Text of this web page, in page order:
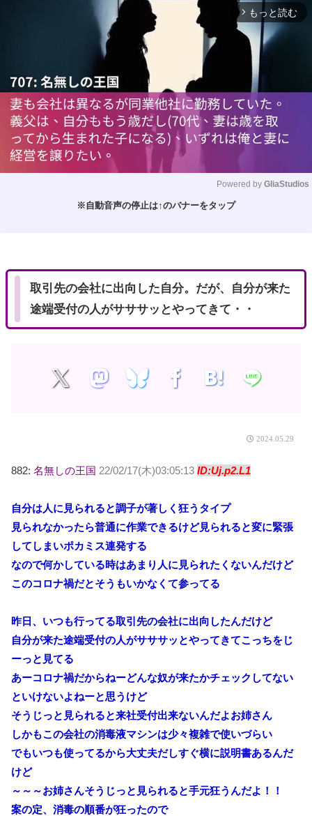
arrow_forward_ios もっと読む
Powered by GliaStudios
※自動音声の停止は↑のバナーをタップ
取引先の会社に出向した自分。だが、自分が来た
途端受付の人がサササッとやってきて・・
2024.05.29
882: 名無しの王国 22/02/17(木)03:05:13 ID:Uj.p2.L1
自分は人に見られると調子が著しく狂うタイプ
見られなかったら普通に作業できるけど見られると変に緊張
してしまいポカミス連発する
なので何かしている時はあまり人に見られたくないんだけど
このコロナ禍だとそうもいかなくて参ってる
昨日、いつも行ってる取引先の会社に出向したんだけど
自分が来た途端受付の人がサササッとやってきてこっちをじ
ーっと見てる
あーコロナ禍だからねーどんな奴が来たかチェックしてない
といけないよねーと思うけど
そうじっと見られると来社受付出来ないんだよお姉さん
しかもこの会社の消毒液マシンは少々複雑で使いづらい
でもいつも使ってるから大丈夫だしすぐ横に説明書あるんだ
けど
～～～お姉さんそうじっと見られると手元狂うんだよ！！
案の定、消毒の順番が狂ったので